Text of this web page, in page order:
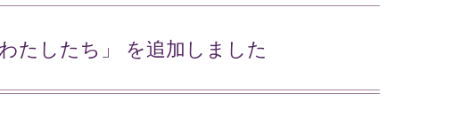
わたしたち」 を追加しました